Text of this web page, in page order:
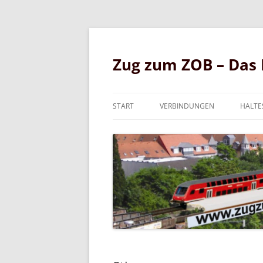
Zug zum ZOB –
START VERBINDUNGEN
KIEL UND NIEBÜLL
S-BAHN
IDEEN FÜR WEITERE
VERBINDUNGEN
EXE